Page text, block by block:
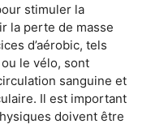
stimuler la
la perte de masse
d’aérobic, tels
le vélo, sont
sanguine et
Il est important
doivent être